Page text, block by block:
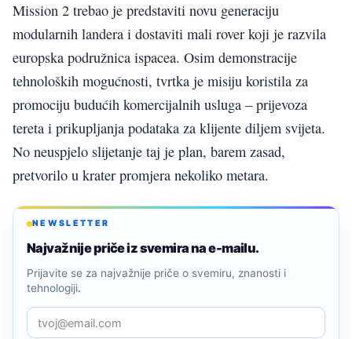
Mission 2 trebao je predstaviti novu generaciju
modularnih landera i dostaviti mali rover koji je razvila
europska podružnica ispacea. Osim demonstracije
tehnoloških mogućnosti, tvrtka je misiju koristila za
promociju budućih komercijalnih usluga – prijevoza
tereta i prikupljanja podataka za klijente diljem svijeta.
No neuspjelo slijetanje taj je plan, barem zasad,
pretvorilo u krater promjera nekoliko metara.
NEWSLETTER
Najvažnije priče iz svemira na e-mailu.
Prijavite se za najvažnije priče o svemiru, znanosti i
tehnologiji.